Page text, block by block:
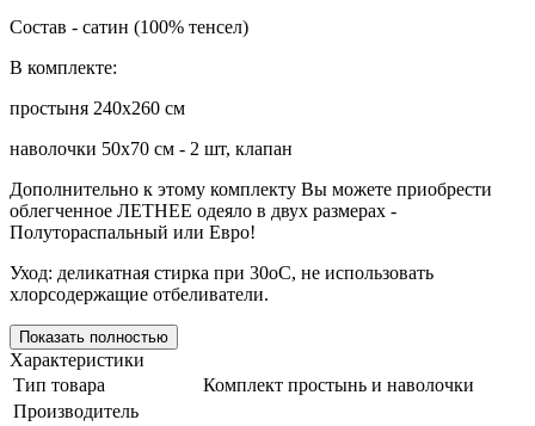
Состав - сатин (100% тенсел)
В комплекте:
простыня 240х260 см
наволочки 50х70 см - 2 шт, клапан
Дополнительно к этому комплекту Вы можете приобрести
облегченное ЛЕТНЕЕ одеяло в двух размерах -
Полутораспальный или Евро!
Уход: деликатная стирка при 30оС, не использовать
хлорсодержащие отбеливатели.
Показать полностью
Характеристики
Тип товара
Комплект простынь и наволочки
Производитель